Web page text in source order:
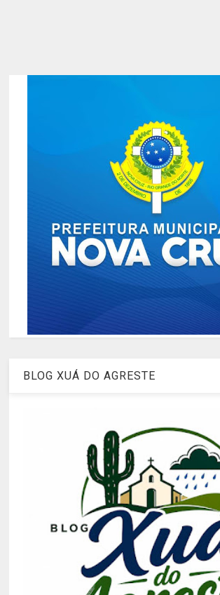
BLOG XUÁ DO AGRESTE